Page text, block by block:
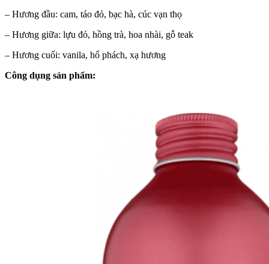
– Hương đầu: cam, táo đỏ, bạc hà, cúc vạn thọ
– Hương giữa: lựu đỏ, hồng trà, hoa nhài, gỗ teak
– Hương cuối: vanila, hổ phách, xạ hương
Công dụng sản phẩm: